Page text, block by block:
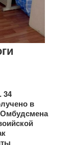
34
в
Омбудсмена